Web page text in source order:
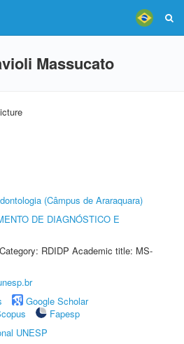
Massucato
(Câmpus de Araraquara)
DE DIAGNÓSTICO E
RDIDP Academic title: MS-
Google Scholar
Fapesp
UNESP